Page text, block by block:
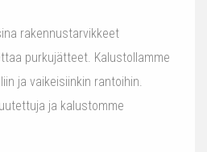
rakennustarvikkeet
purkujätteet. Kalustollamme
ja vaikeisiinkin rantoihin.
ja kalustomme